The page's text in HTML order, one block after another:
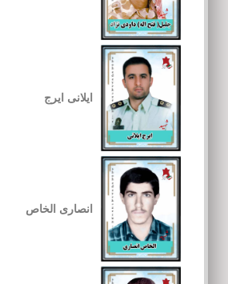
ایلانی ایرج
انصاری الخاص